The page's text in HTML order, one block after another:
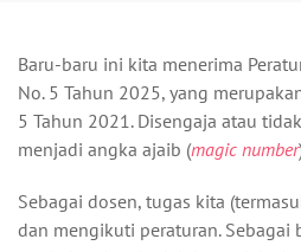
Baru-baru ini kita menerima
No. 5 Tahun 2025, yang
5 Tahun 2021. Disengaja atau
menjadi angka ajaib (magic number
Sebagai dosen, tugas kita
dan mengikuti peraturan. Sebagai